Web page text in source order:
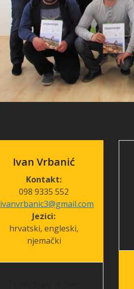
Ivan Vrbanić
Kontakt:
098 9335 552
ivanvrbanic3@gmail.com
Jezici:
hrvatski, engleski,
njemački